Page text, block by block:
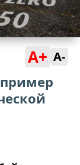
A+ A-